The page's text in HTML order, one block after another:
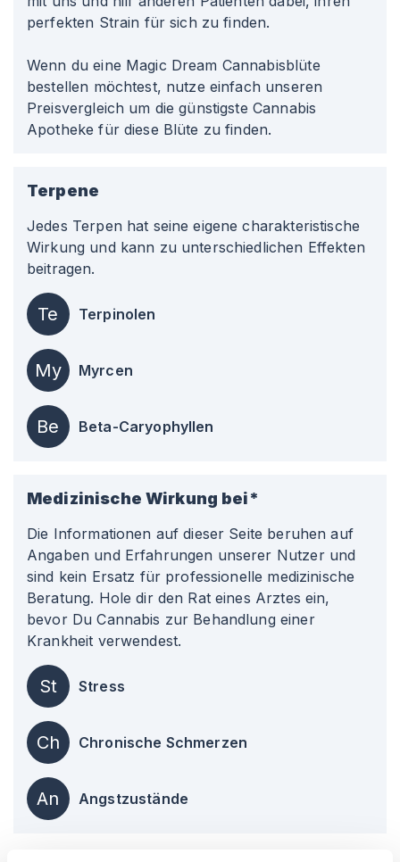
perfekten Strain für sich zu finden.
Wenn du eine Magic Dream Cannabisblüte
bestellen möchtest, nutze einfach unseren
Preisvergleich um die günstigste Cannabis
Apotheke für diese Blüte zu finden.
Terpene
Jedes Terpen hat seine eigene charakteristische
Wirkung und kann zu unterschiedlichen Effekten
beitragen.
Te Terpinolen
My Myrcen
Be Beta-Caryophyllen
Medizinische Wirkung bei*
Die Informationen auf dieser Seite beruhen auf
Angaben und Erfahrungen unserer Nutzer und
sind kein Ersatz für professionelle medizinische
Beratung. Hole dir den Rat eines Arztes ein,
bevor Du Cannabis zur Behandlung einer
Krankheit verwendest.
St Stress
Ch Chronische Schmerzen
An Angstzustände